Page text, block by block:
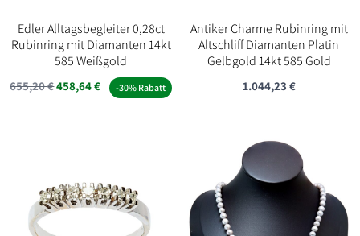
Edler Alltagsbegleiter 0,28ct
Rubinring mit Diamanten 14kt
585 Weißgold
655,20€458,64€ -30% Rabatt
Antiker Charme Rubinring mit
Altschliff Diamanten Platin
Gelbgold 14kt 585 Gold
1.044,23 €